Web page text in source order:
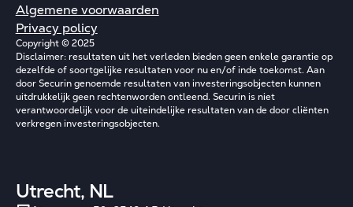
Algemene voorwaarden
Privacy policy
Copyright © 2025
Disclaimer: resultaten uit het verleden bieden geen enkele garantie op
dezelfde of soortgelijke resultaten voor nu en/of inde toekomst. Aan
door Securin genoemde resultaten van investeringsobjecten kunnen
uitdrukkelijk geen rechtenworden ontleend. Securin is niet
verantwoordelijk voor de uiteindelijke resultaten van de door cliënten
verkregen investeringsobjecten.
Utrecht, NL